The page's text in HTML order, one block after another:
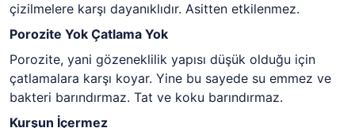
çizilmelere karşı dayanıklıdır. Asitten etkilenmez.
Porozite Yok Çatlama Yok
Porozite, yani gözeneklilik yapısı düşük olduğu için
çatlamalara karşı koyar. Yine bu sayede su emmez ve
bakteri barındırmaz. Tat ve koku barındırmaz.
Kurşun İçermez